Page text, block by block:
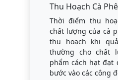
Thu Hoạch Cà Phê
Thời điểm thu
chất lượng của cà
thu hoạch khi
thường cho chất
phẩm cách hạt đạt
bước vào các công